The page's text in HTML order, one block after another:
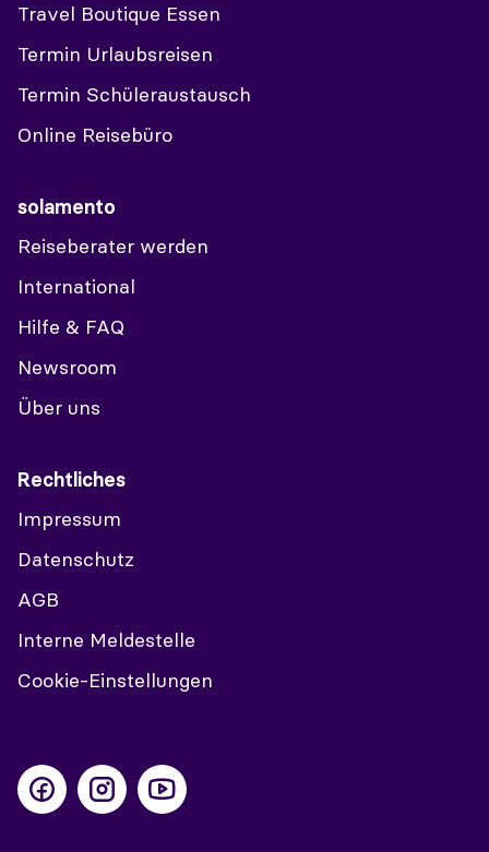
Travel Boutique Essen
Termin Urlaubsreisen
Termin Schüleraustausch
Online Reisebüro
solamento
Reiseberater werden
International
Hilfe & FAQ
Newsroom
Über uns
Rechtliches
Impressum
Datenschutz
AGB
Interne Meldestelle
Cookie-Einstellungen